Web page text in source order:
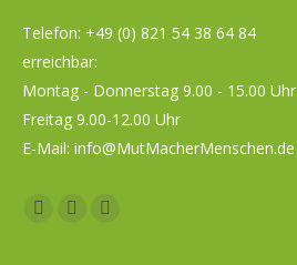
Telefon: +49 (0) 821 54 38 64 84
erreichbar:
Montag - Donnerstag 9.00 - 15.00 Uhr
Freitag 9.00-12.00 Uhr
E-Mail: info@MutMacherMenschen.de
Facebook
YouTubeInstagram